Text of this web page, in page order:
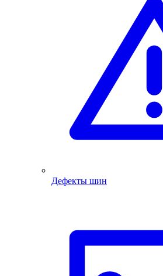
Дефекты шин